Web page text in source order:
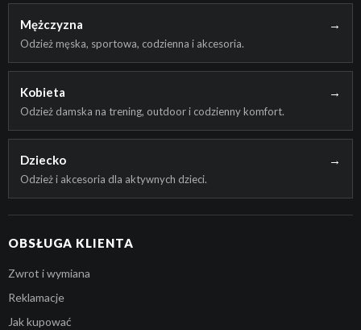
Mężczyzna →
Odzież męska, sportowa, codzienna i akcesoria.
Kobieta →
Odzież damska na trening, outdoor i codzienny komfort.
Dziecko →
Odzież i akcesoria dla aktywnych dzieci.
OBSŁUGA KLIENTA
Zwrot i wymiana
Reklamacje
Jak kupować